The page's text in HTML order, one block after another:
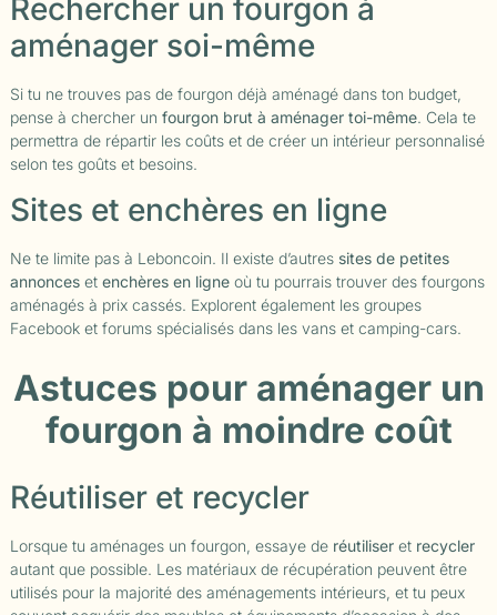
Rechercher un fourgon à
aménager soi-même
Si tu ne trouves pas de fourgon déjà aménagé dans ton budget,
pense à chercher un fourgon brut à aménager toi-même. Cela te
permettra de répartir les coûts et de créer un intérieur personnalisé
selon tes goûts et besoins.
Sites et enchères en ligne
Ne te limite pas à Leboncoin. Il existe d’autres sites de petites
annonceset enchères en ligneoù tu pourrais trouver des fourgons
aménagés à prix cassés. Explorent également les groupes
Facebook et forums spécialisés dans les vans et camping-cars.
Astuces pour aménager un
fourgon à moindre coût
Réutiliser et recycler
Lorsque tu aménages un fourgon, essaye de réutiliseret recycler
autant que possible. Les matériaux de récupération peuvent être
utilisés pour la majorité des aménagements intérieurs, et tu peux